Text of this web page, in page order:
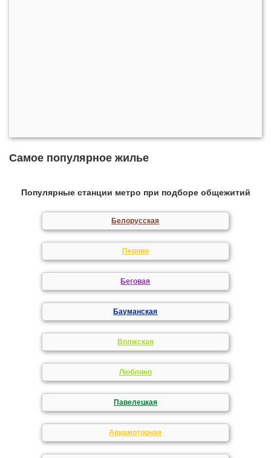
Самое популярное жилье
Популярные станции метро при подборе общежитий
Белорусская
Перово
Беговая
Бауманская
Волжская
Люблино
Павелецкая
Авиамоторная